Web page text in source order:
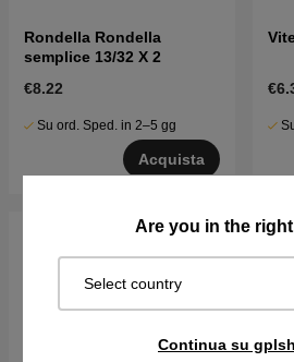
Are you in the
Select country
Continua su
Rondella Rondella
semplice 13/32 X 2
€8.22
Su ord. Sped. in 2–5 gg
Acquista